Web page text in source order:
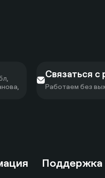
Связаться с
Работаем без
Поддержка